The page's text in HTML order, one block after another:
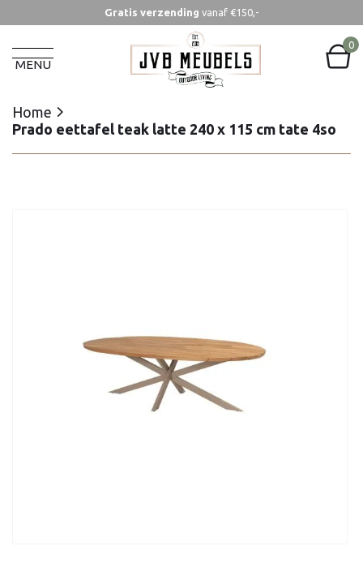
Gratis verzending vanaf €150,-
MENU
0
Home
Prado eettafel teak latte 240 x 115 cm tate 4so
Home
Prado eettafel teak latte 240 x 115 cm tate 4so